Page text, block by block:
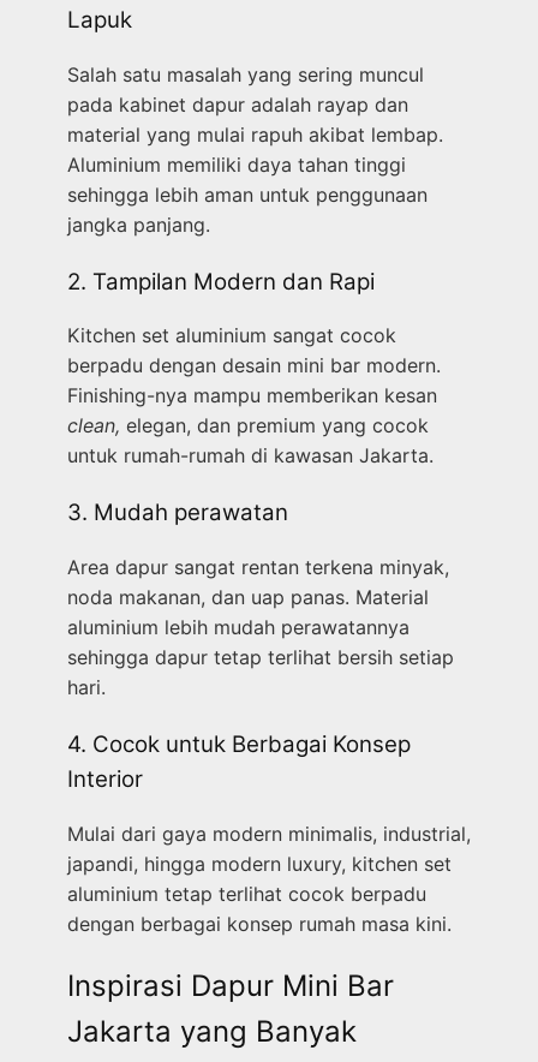
Lapuk
Salah satu masalah yang sering muncul
pada kabinet dapur adalah rayap dan
material yang mulai rapuh akibat lembap.
Aluminium memiliki daya tahan tinggi
sehingga lebih aman untuk penggunaan
jangka panjang.
2. Tampilan Modern dan Rapi
Kitchen set aluminium sangat cocok
berpadu dengan desain mini bar modern.
Finishing-nya mampu memberikan kesan
clean, elegan, dan premium yang cocok
untuk rumah-rumah di kawasan Jakarta.
3. Mudah perawatan
Area dapur sangat rentan terkena minyak,
noda makanan, dan uap panas. Material
aluminium lebih mudah perawatannya
sehingga dapur tetap terlihat bersih setiap
hari.
4. Cocok untuk Berbagai Konsep
Interior
Mulai dari gaya modern minimalis, industrial,
japandi, hingga modern luxury, kitchen set
aluminium tetap terlihat cocok berpadu
dengan berbagai konsep rumah masa kini.
Inspirasi Dapur Mini Bar
Jakarta yang Banyak